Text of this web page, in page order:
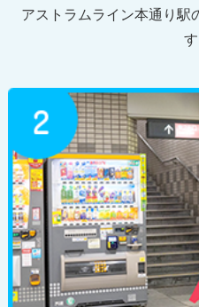
アストラムライン本通り駅
す